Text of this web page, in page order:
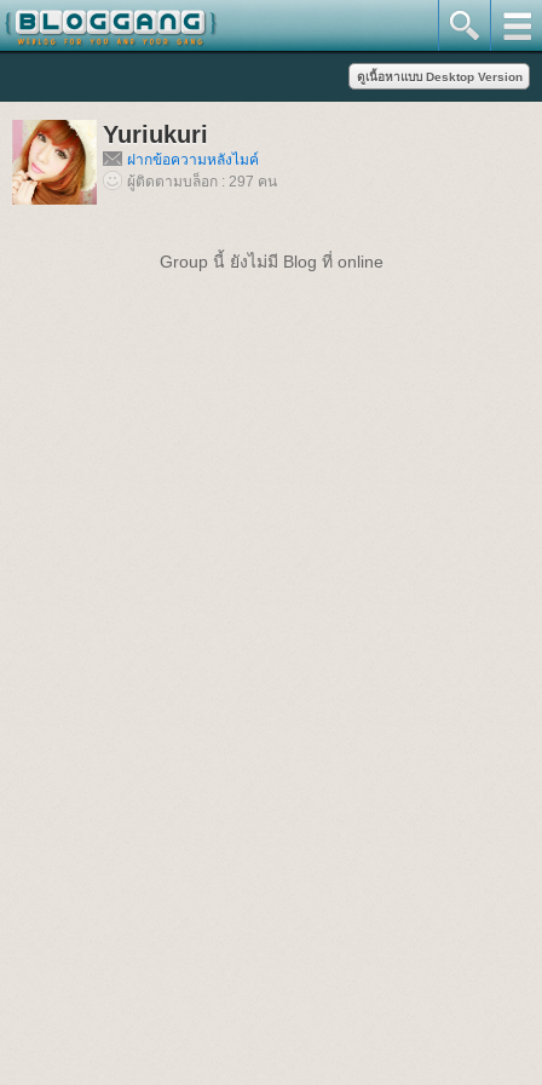
Yuriukuri
ฝากข้อความหลังไมค์
ผู้ติดตามบล็อก : 297 คน
Group นี้ ยังไม่มี Blog ที่ online